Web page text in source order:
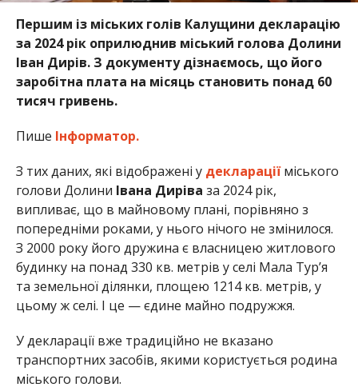
Першим із міських голів Калущини декларацію
за 2024 рік оприлюднив міський голова Долини
Іван Дирів. З документу дізнаємось, що його
заробітна плата на місяць становить понад 60
тисяч гривень.
Пише Інформатор.
З тих даних, які відображені у деклараціїміського
голови Долини Івана Диріва за 2024 рік,
випливає, що в майновому плані, порівняно з
попередніми роками, у нього нічого не змінилося.
З 2000 року його дружина є власницею житлового
будинку на понад 330 кв. метрів у селі Мала Тур’я
та земельної ділянки, площею 1214 кв. метрів, у
цьому ж селі. І це — єдине майно подружжя.
У декларації вже традиційно не вказано
транспортних засобів, якими користується родина
міського голови.